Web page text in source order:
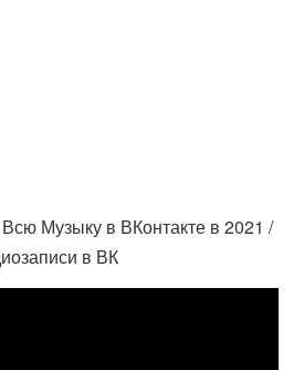
Музыку в ВКонтакте в 2021 /
в ВК